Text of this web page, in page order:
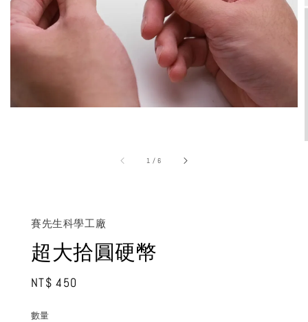
1 /6
賽先生科學工廠
超大拾圓硬幣
Regular
NT$ 450
數量